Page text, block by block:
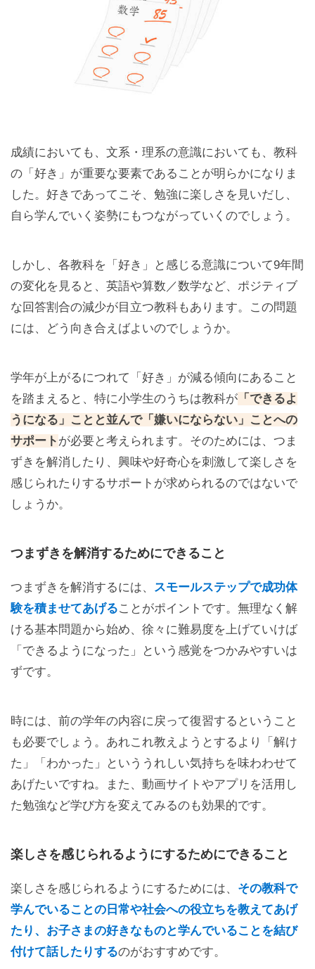
成績においても、文系・理系の意識においても、教科
の「好き」が重要な要素であることが明らかになりま
した。好きであってこそ、勉強に楽しさを見いだし、
自ら学んでいく姿勢にもつながっていくのでしょう。
しかし、各教科を「好き」と感じる意識について9年間
の変化を見ると、英語や算数／数学など、ポジティブ
な回答割合の減少が目立つ教科もあります。この問題
には、どう向き合えばよいのでしょうか。
学年が上がるにつれて「好き」が減る傾向にあること
を踏まえると、特に小学生のうちは教科が 「できるよ
うになる」ことと並んで「嫌いにならない」ことへの
サポート が必要と考えられます。そのためには、つま
ずきを解消したり、興味や好奇心を刺激して楽しさを
感じられたりするサポートが求められるのではないで
しょうか。
つまずきを解消するためにできること
つまずきを解消するには、 スモールステップで成功体
験を積ませてあげることがポイントです。無理なく解
ける基本問題から始め、徐々に難易度を上げていけば
「できるようになった」という感覚をつかみやすいは
ずです。
時には、前の学年の内容に戻って復習するということ
も必要でしょう。あれこれ教えようとするより「解け
た」「わかった」といううれしい気持ちを味わわせて
あげたいですね。また、動画サイトやアプリを活用し
た勉強など学び方を変えてみるのも効果的です。
楽しさを感じられるようにするためにできること
楽しさを感じられるようにするためには、 その教科で
学んでいることの日常や社会への役立ちを教えてあげ
たり、お子さまの好きなものと学んでいることを結び
付けて話したりするのがおすすめです。